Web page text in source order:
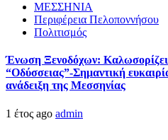
ΜΕΣΣΗΝΙΑ
Περιφέρεια Πελοποννήσου
Πολιτισμός
Ένωση Ξενοδόχων: Καλωσορίζει
“Οδύσσειας”-Σημαντική
ανάδειξη της Μεσσηνίας
1 έτος ago admin